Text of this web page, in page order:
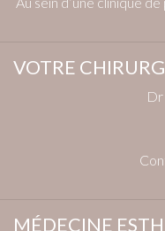
VOTRE
Dr
MÉDECINE